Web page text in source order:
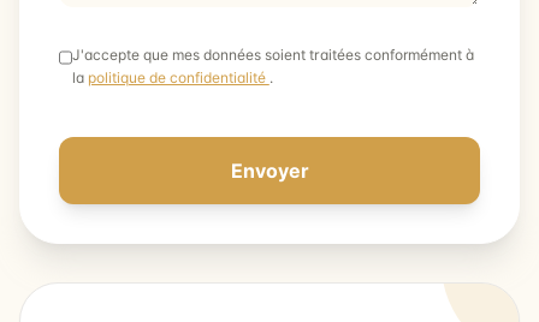
J'accepte que mes données soient traitées conformément à
la politique de confidentialité .
Envoyer